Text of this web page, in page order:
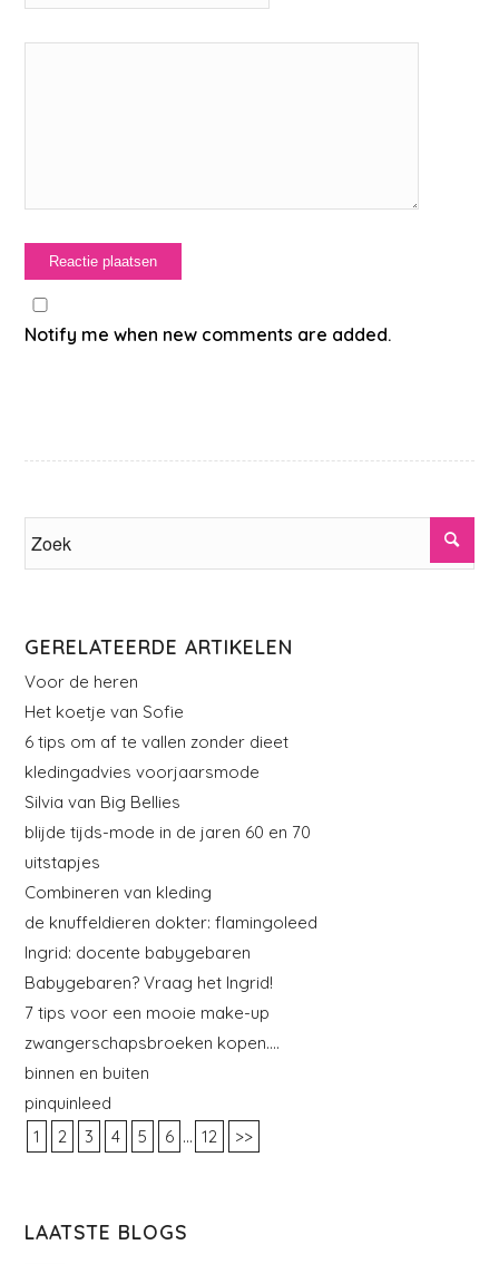
Notify me when new comments are added.
GERELATEERDE ARTIKELEN
Voor de heren
Het koetje van Sofie
6 tips om af te vallen zonder dieet
kledingadvies voorjaarsmode
Silvia van Big Bellies
blijde tijds-mode in de jaren 60 en 70
uitstapjes
Combineren van kleding
de knuffeldieren dokter: flamingoleed
Ingrid: docente babygebaren
Babygebaren? Vraag het Ingrid!
7 tips voor een mooie make-up
zwangerschapsbroeken kopen….
binnen en buiten
pinquinleed
1
2 3 4 5 6 ... 12 >>
LAATSTE BLOGS